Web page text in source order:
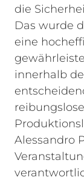
die
Das wurde
eine
innerhalb
Alessandro